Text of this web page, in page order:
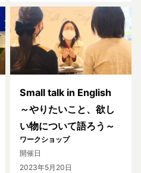
Small talk in English
～やりたいこと、欲し
い物について語ろう～
ワークショップ
開催日
2023年5月20日